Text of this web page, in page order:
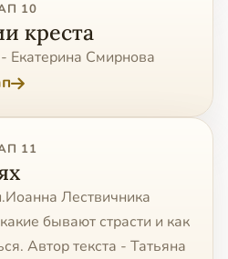
10
креста
Екатерина Смирнова
11
Лествичника
бывают страсти и как
Автор текста - Татьяна